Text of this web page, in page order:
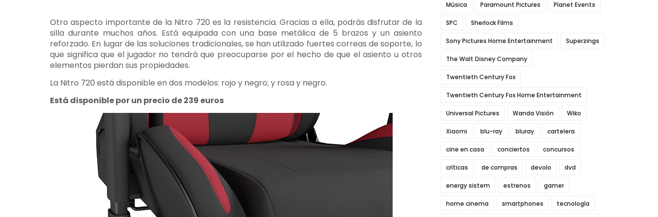
Otro aspecto importante de la Nitro 720 es la resistencia. Gracias a ella, podrás disfrutar de la
silla durante muchos años. Está equipada con una base metálica de 5 brazos y un asiento
reforzado. En lugar de las soluciones tradicionales, se han utilizado fuertes correas de soporte, lo
que significa que el jugador no tendrá que preocuparse por el hecho de que el asiento u otros
elementos pierdan sus propiedades.
La Nitro 720 está disponible en dos modelos: rojo y negro; y rosa y negro.
Está disponible por un precio de 239 euros
Música Paramount Pictures Planet Events
SPC Sherlock Films
Sony Pictures Home Entertainment Superzings
The Walt Disney Company
Twentieth Century Fox
Twentieth Century Fox Home Entertainment
Universal Pictures Wanda Visión Wiko
Xiaomi blu-ray bluray cartelera
cine en casa conciertos concursos
críticas de compras devolo dvd
energy sistem estrenos gamer
home cinema smartphones tecnología